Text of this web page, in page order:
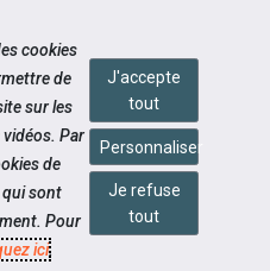
DE LA
cookies
de
sur les
Par
de
qui sont
Pour
ici.
J'accepte
tout
Personnaliser
Je refuse
tout